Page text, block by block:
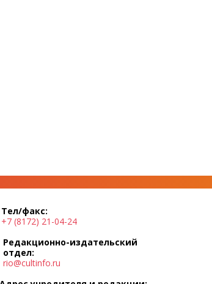
Тел/факс:
+7 (8172) 21-04-24
Редакционно-издательский
отдел:
rio@cultinfo.ru